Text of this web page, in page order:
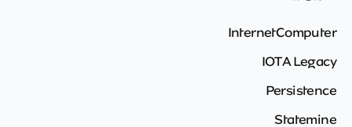
InternetComputer
IOTA Legacy
Persistence
Statemine